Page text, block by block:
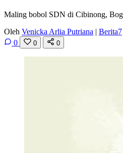
Maling bobol SDN di Cibinong,
Oleh Venicka Arlia Putriana | Berita7
0
0 0